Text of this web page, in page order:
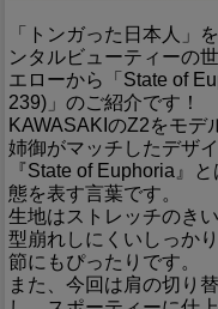
「トンガった日本人」
ンタルビューティーの
エローから「State of
239)」のご紹介です！
KAWASAKIのZ2をモデ
姉御がマッチしたデザイ
『State of Euphoria』
態を表す言葉です。
生地はストレッチのき
型崩れしにくいしっか
節にもぴったりです。
また、今回は肩の切り